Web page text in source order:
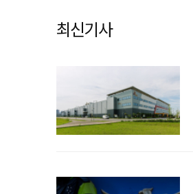
최신기사